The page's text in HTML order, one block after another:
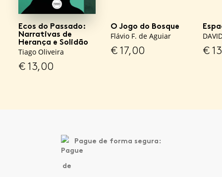
Ecos do Passado:
Narrativas de
Herança e Solidão
Tiago Oliveira
€13,00
O Jogo do Bosque
Flávio F. de Aguiar
€17,00 €
Pague de forma segura: